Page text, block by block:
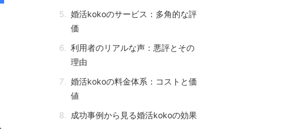
婚活kokoのサービス：多角的な評
価
利用者のリアルな声：悪評とその
理由
婚活kokoの料金体系：コストと価
値
成功事例から見る婚活kokoの効果